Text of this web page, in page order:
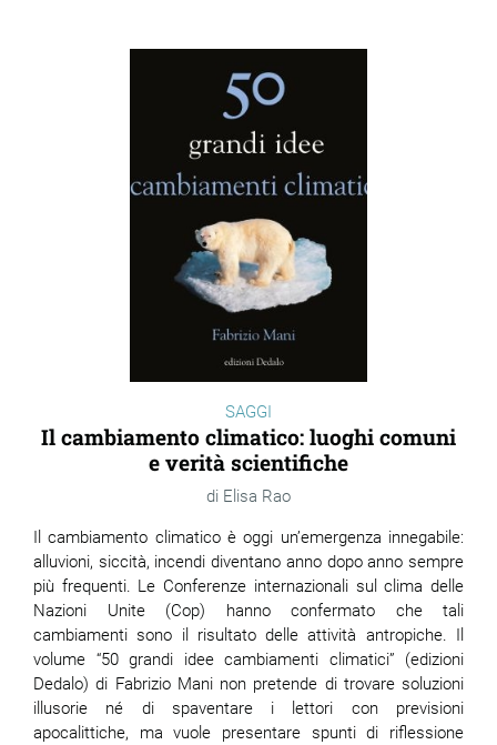
SAGGI
Il cambiamento climatico: luoghi comuni
e verità scientifiche
Elisa Rao
Il cambiamento climatico è oggi un’emergenza innegabile:
alluvioni, siccità, incendi diventano anno dopo anno sempre
più frequenti. Le Conferenze internazionali sul clima delle
Nazioni Unite (Cop) hanno confermato che tali
cambiamenti sono il risultato delle attività antropiche. Il
volume “50 grandi idee cambiamenti climatici” (edizioni
Dedalo) di Fabrizio Mani non pretende di trovare soluzioni
illusorie né di spaventare i lettori con previsioni
apocalittiche, ma vuole presentare spunti di riflessione